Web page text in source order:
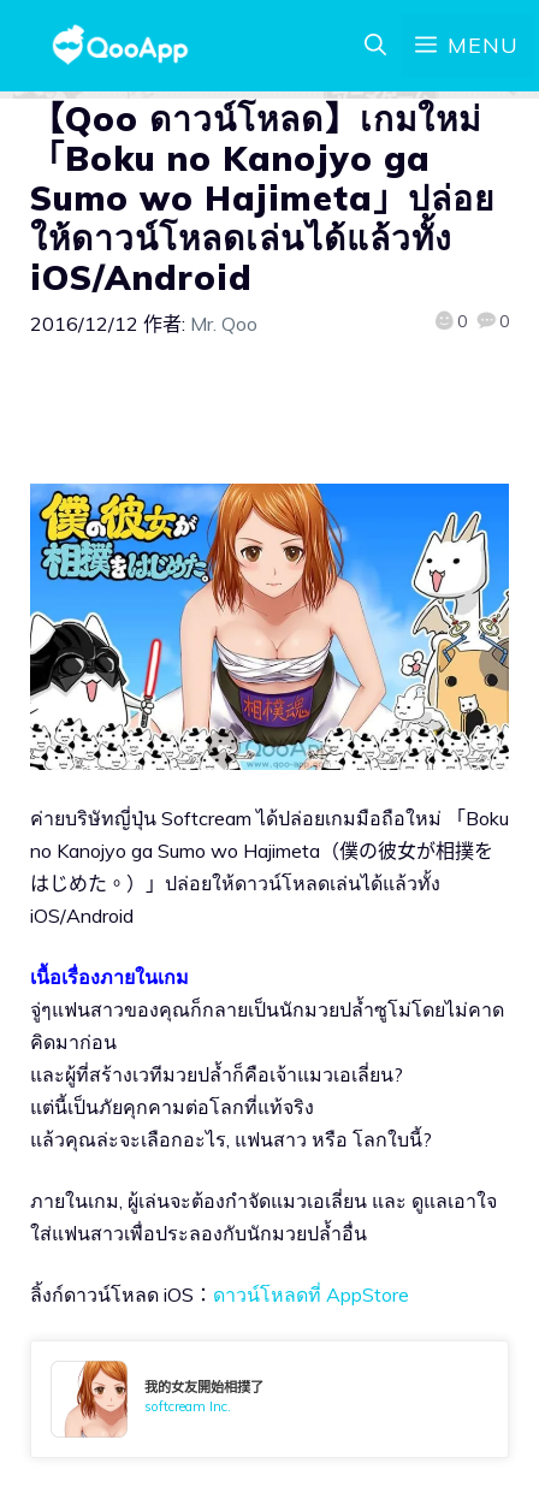
MENU
【Qoo ดาวน์โหลด】เกมใหม่
「Boku no Kanojyo ga
Sumo wo Hajimeta」ปล่อย
ให้ดาวน์โหลดเล่นได้แล้วทั้ง
iOS/Android
2016/12/12 作者: Mr. Qoo 0 0
ค่ายบริษัทญี่ปุ่น Softcream ได้ปล่อยเกมมือถือใหม่ 「Boku
no Kanojyo ga Sumo wo Hajimeta（僕の彼女が相撲を
はじめた。）」ปล่อยให้ดาวน์โหลดเล่นได้แล้วทั้ง
iOS/Android
เนื้อเรื่องภายในเกม
จู่ๆแฟนสาวของคุณก็กลายเป็นนักมวยปล้ำซูโม่โดยไม่คาด
คิดมาก่อน
และผู้ที่สร้างเวทีมวยปล้ำก็คือเจ้าแมวเอเลี่ยน?
แต่นี้เป็นภัยคุกคามต่อโลกที่แท้จริง
แล้วคุณล่ะจะเลือกอะไร, แฟนสาว หรือ โลกใบนี้?
ภายในเกม, ผู้เล่นจะต้องกำจัดแมวเอเลี่ยน และ ดูแลเอาใจ
ใส่แฟนสาวเพื่อประลองกับนักมวยปล้ำอื่น
ลิ้งก์ดาวน์โหลด iOS： ดาวน์โหลดที่ AppStore
我的女友開始相撲了
softcream Inc.